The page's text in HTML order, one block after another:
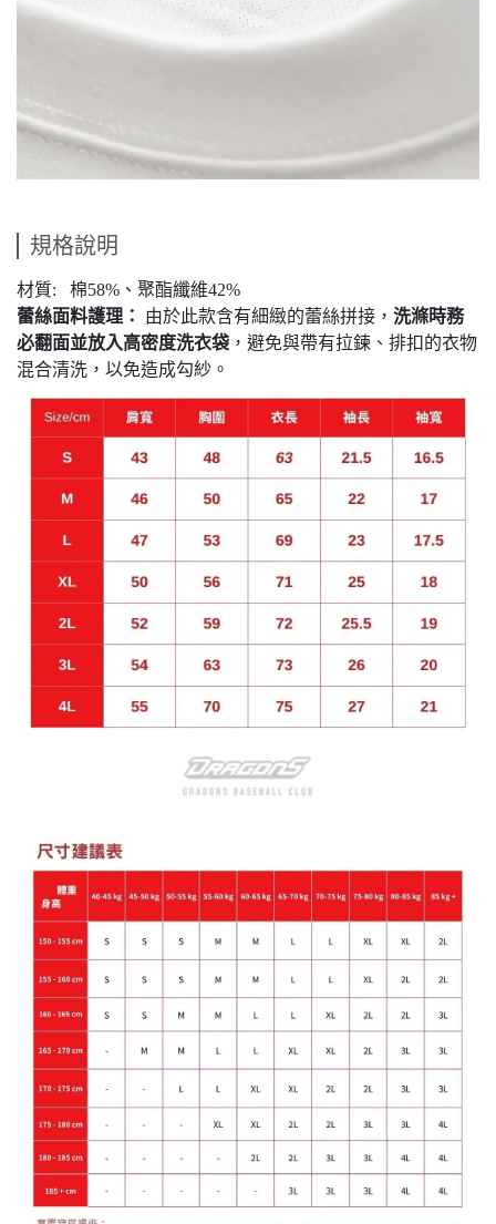
規格說明
材質:
棉58%、聚酯纖維42%
蕾絲面料護理：
由於此款含有細緻的蕾絲拼接， 洗滌時務
必翻面並放入高密度洗衣袋 ，避免與帶有拉鍊、排扣的衣物
混合清洗，以免造成勾紗。